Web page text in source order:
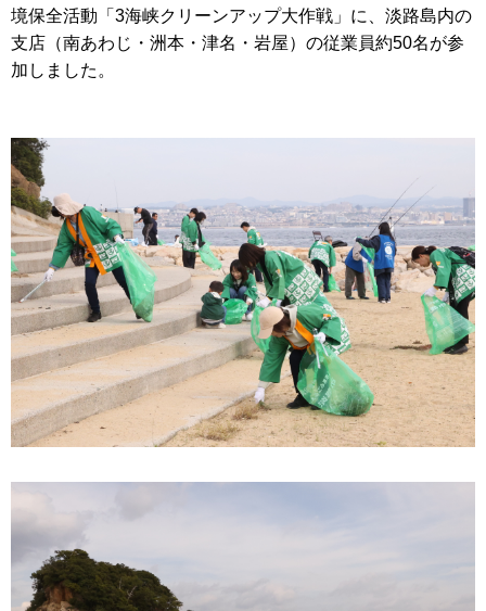
境保全活動「3海峡クリーンアップ大作戦」に、淡路島内の
支店（南あわじ・洲本・津名・岩屋）の従業員約50名が参
加しました。